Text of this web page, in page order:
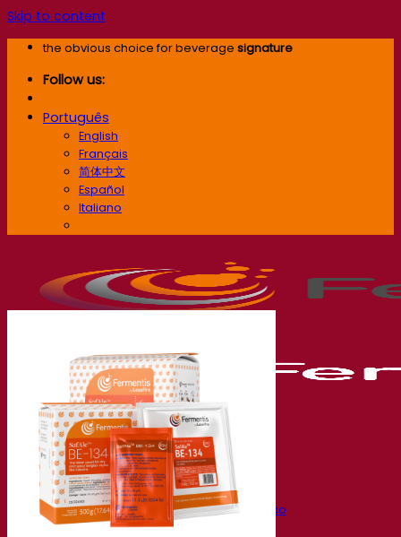
Skip to content
the obvious choice for beverage signature
Follow us:
Português
English
Français
简体中文
Español
Italiano
Nossa empresa
Sobre nós
Especialista em fermentação
O Campus Fermentis